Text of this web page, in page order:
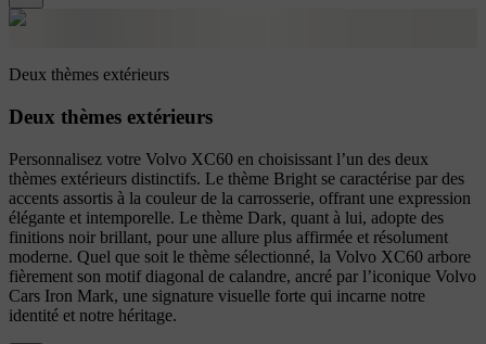
Deux thèmes extérieurs
Deux thèmes extérieurs
Personnalisez votre Volvo XC60 en choisissant l’un des deux
thèmes extérieurs distinctifs. Le thème Bright se caractérise par des
accents assortis à la couleur de la carrosserie, offrant une expression
élégante et intemporelle. Le thème Dark, quant à lui, adopte des
finitions noir brillant, pour une allure plus affirmée et résolument
moderne. Quel que soit le thème sélectionné, la Volvo XC60 arbore
fièrement son motif diagonal de calandre, ancré par l’iconique Volvo
Cars Iron Mark, une signature visuelle forte qui incarne notre
identité et notre héritage.